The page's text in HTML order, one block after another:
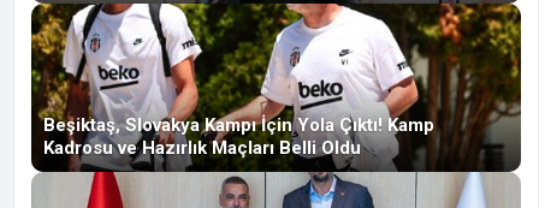
Beşiktaş, Slovakya Kampı İçin Yola Çıktı! Kamp
Kadrosu ve Hazırlık Maçları Belli Oldu